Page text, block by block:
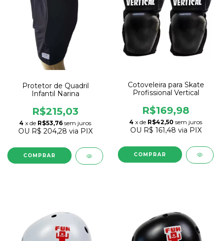
Protetor de Quadril
Infantil Narina
R$215,03
4 x de R$53,76 sem juros
OU R$ 204,28 via PIX
COMPRAR
Cotoveleira para Skate
Profissional Vertical
R$169,98
4 x de R$42,50 sem juros
OU R$ 161,48 via PIX
COMPRAR